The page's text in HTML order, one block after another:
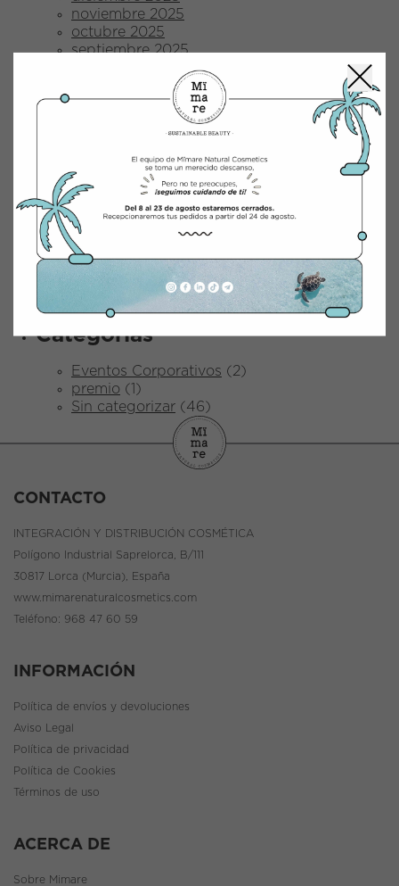
noviembre 2025
octubre 2025
septiembre 2025
junio 2025
marzo 2025
febrero 2025
enero 2025
marzo 2024
junio 2023
abril 2023
octubre 2022
abril 2022
diciembre 2021
Categorías
Eventos Corporativos (2)
premio (1)
Sin categorizar (46)
CONTACTO
INTEGRACIÓN Y DISTRIBUCIÓN COSMÉTICA
Polígono Industrial Saprelorca, B/111
30817 Lorca (Murcia), España
www.mimarenaturalcosmetics.com
Teléfono: 968 47 60 59
INFORMACIÓN
Política de envíos y devoluciones
Aviso Legal
Política de privacidad
Política de Cookies
Términos de uso
ACERCA DE
Sobre Mimare